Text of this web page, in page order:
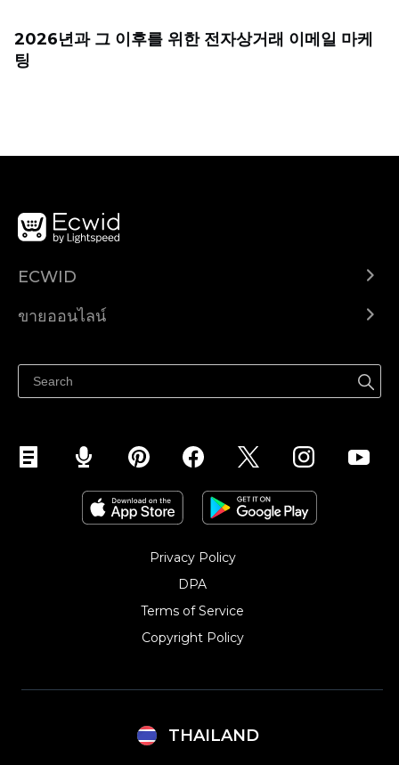
2026년과 그 이후를 위한 전자상거래 이메일 마케
팅
ECWID
ราคา
ขายออนไลน์
ขายบนเฟสบุ๊ค
Privacy Policy
DPA
Terms of Service
Copyright Policy‎
THAILAND